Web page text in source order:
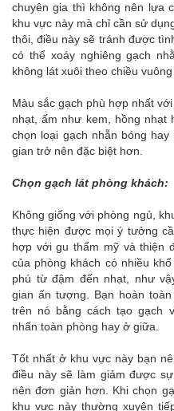
chuyên gia thì không nên lựa
khu vực này mà chỉ cần sử
thôi, điều này sẽ tránh được
có thể xoáy nghiêng gạch
không lát xuôi theo chiều
Màu sắc gạch phù hợp nhất
nhạt, ấm như kem, hồng
chọn loại gạch nhẵn bóng
gian trở nên đặc biệt hơn.
Chọn gạch lát phòng khách:
Không giống với phòng ngủ,
thực hiện được mọi ý tưởng
hợp với gu thẩm mỹ và thiện
của phòng khách có nhiều
phú từ đậm đến nhạt, như
gian ấn tượng. Bạn hoàn
trên nó bằng cách tạo gạch
nhấn toàn phòng hay ở giữa.
Tốt nhất ở khu vực này bạn
điều này sẽ làm giảm được
nên đơn giản hơn. Khi chọn
khu vực này thường xuyên